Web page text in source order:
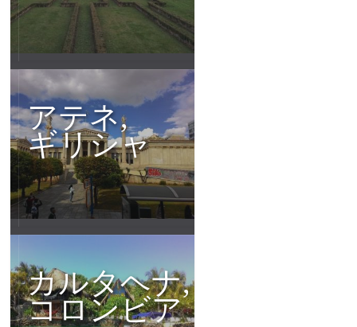
アテネ,
ギリシャ
カルタヘナ,
コロンビア